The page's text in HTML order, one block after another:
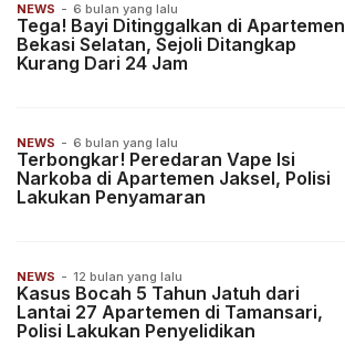
NEWS - 6 bulan yang lalu
Tega! Bayi Ditinggalkan di Apartemen
Bekasi Selatan, Sejoli Ditangkap
Kurang Dari 24 Jam
NEWS - 6 bulan yang lalu
Terbongkar! Peredaran Vape Isi
Narkoba di Apartemen Jaksel, Polisi
Lakukan Penyamaran
NEWS - 12 bulan yang lalu
Kasus Bocah 5 Tahun Jatuh dari
Lantai 27 Apartemen di Tamansari,
Polisi Lakukan Penyelidikan